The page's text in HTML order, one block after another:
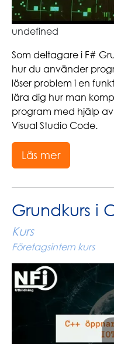
undefined
Som deltagare i F#
hur du använder
löser problem i en
lära dig hur man
program med hjälp av
Visual Studio Code.
Läs mer
Grundkurs i
Kurs
Företagsintern kurs